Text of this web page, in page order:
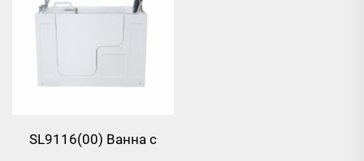
SL9116(00) Ванна с